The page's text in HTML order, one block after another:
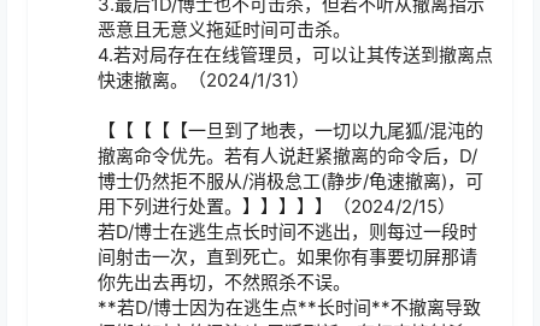
恶意且无意义拖延时间可击杀。
4.若对局存在在线管理员，可以让其传送到撤离点
快速撤离。（2024/1/31）
【【【【【一旦到了地表，一切以九尾狐/混沌的
撤离命令优先。若有人说赶紧撤离的命令后，D/
博士仍然拒不服从/消极怠工(静步/龟速撤离)，可
用下列进行处置。】】】】】（2024/2/15）
若D/博士在逃生点长时间不逃出，则每过一段时
间射击一次，直到死亡。如果你有事要切屏那请
你先出去再切，不然照杀不误。
**若D/博士因为在逃生点**长时间**不撤离导致